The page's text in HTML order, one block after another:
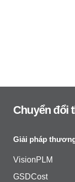
Chuyển đổi
Giải pháp
VisionPLM
GSDCost